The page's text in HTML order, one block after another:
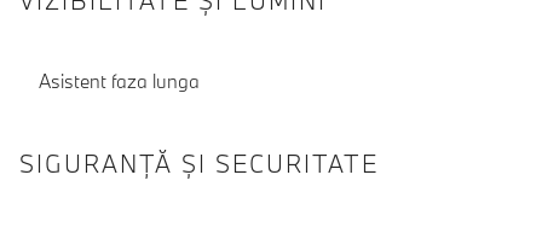
Asistent faza lunga
SIGURANŢĂ ŞI SECURITATE